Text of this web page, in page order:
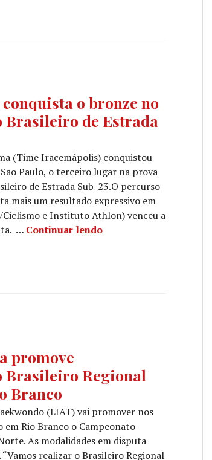
o bronze no
Brasileiro de Estrada
(Time Iracemápolis) conquistou
Paulo, o terceiro lugar na prova
de Estrada Sub-23.O percurso
mais um resultado expressivo em
e Instituto Athlon) venceu a
… Continuar lendo
promove
Brasileiro Regional
Branco
(LIAT) vai promover nos
em Rio Branco o Campeonato
As modalidades em disputa
realizar o Brasileiro Regional